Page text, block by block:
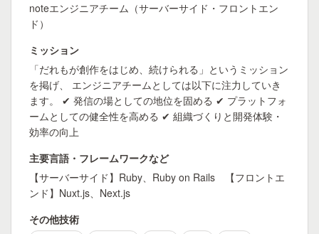
noteエンジニアチーム（サーバーサイド・フロントエン
ド）
ミッション
「だれもが創作をはじめ、続けられる」というミッション
を掲げ、 エンジニアチームとしては以下に注力していき
ます。 ✔ 発信の場としての地位を固める ✔ プラットフォ
ームとしての健全性を高める ✔ 組織づくりと開発体験・
効率の向上
主要言語・フレームワークなど
【サーバーサイド】Ruby、Ruby on Rails 【フロントエ
ンド】Nuxt.js、Next.js
その他技術